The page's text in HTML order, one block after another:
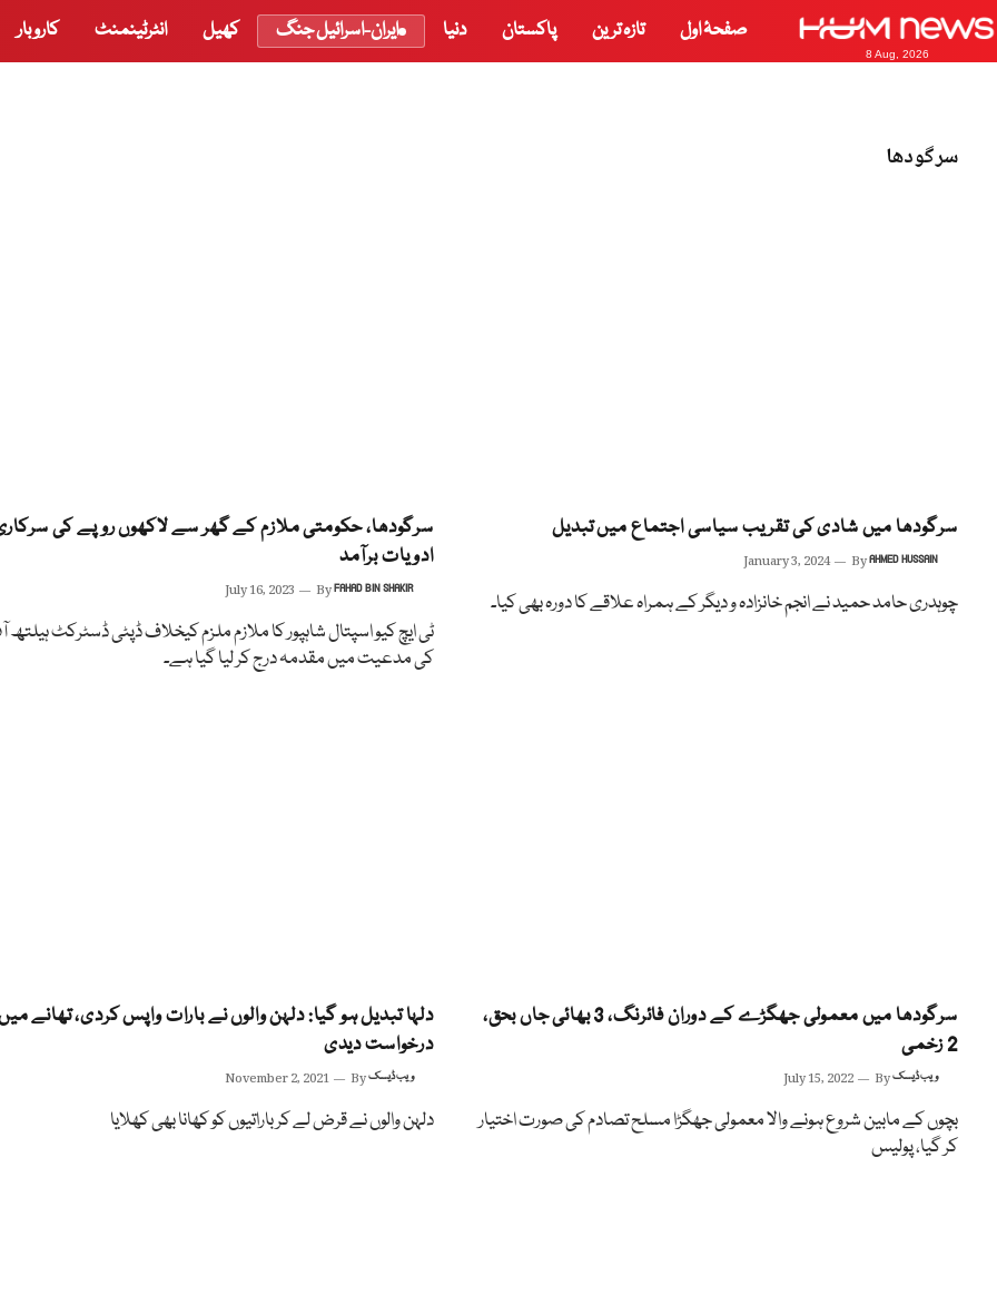
8 Aug, 2026
صفحۂ اول تازہ ترین پاکستان دنیا ایران-اسرائیل جنگ کھیل انٹرٹینمنٹ کاروبار
سرگودھا
سرگودھا میں شادی کی تقریب سیاسی اجتماع میں تبدیل
January 3, 2024 ByAHMED HUSSAIN
چوہدری حامد حمید نے انجم خانزادہ و دیگر کے ہمراہ علاقے کا دورہ بھی کیا۔
سرگودھا، حکومتی ملازم کے گھر سے لاکھوں روپے کی
ادویات برآمد
July 16, 2023 ByFAHAD BIN SHAKIR
ٹی ایچ کیو اسپتال شاہپور کا ملازم ملزم کیخلاف ڈپٹی ڈسٹرکٹ ہیلتھ
کی مدعیت میں مقدمہ درج کر لیا گیا ہے۔
سرگودھا میں معمولی جھگڑے کے دوران فائرنگ، 3 بھائی جاں بحق،
2 زخمی
July 15, 2022 Byویب ڈیسک
بچوں کے مابین شروع ہونے والا معمولی جھگڑا مسلح تصادم کی صورت اختیار
کر گیا، پولیس
دلہا تبدیل ہو گیا: دلہن والوں نے بارات واپس کردی، تھانے
درخواست دیدی
November 2, 2021 Byویب ڈیسک
دلہن والوں نے قرض لے کر باراتیوں کو کھانا بھی کھلایا